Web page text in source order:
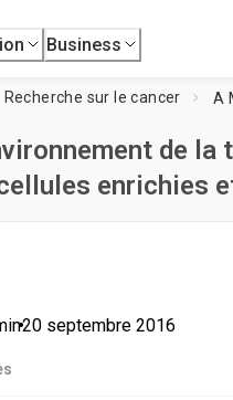
Business
Recherche sur le cancer
de la
enrichies
•20 septembre 2016